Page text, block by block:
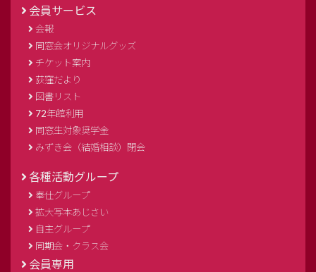
会員サービス
会報
同窓会オリジナルグッズ
チケット案内
荻窪だより
図書リスト
72年館利用
同窓生対象奨学金
みずき会（結婚相談）閉会
各種活動グループ
奉仕グループ
拡大写本あじさい
自主グループ
同期会・クラス会
会員専用